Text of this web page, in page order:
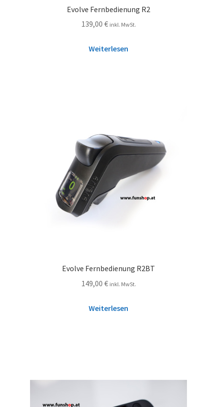
Evolve Fernbedienung R2
139,00 € inkl. MwSt.
Weiterlesen
Evolve Fernbedienung R2BT
149,00 € inkl. MwSt.
Weiterlesen